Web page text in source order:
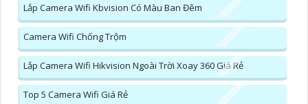
Lắp Camera Wifi Kbvision Có Màu Ban Đêm
Camera Wifi Chống Trộm
Lắp Camera Wifi Hikvision Ngoài Trời Xoay 360 Giá Rẻ
Top 5 Camera Wifi Giá Rẻ